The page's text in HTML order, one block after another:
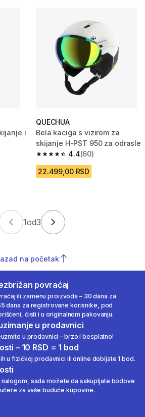
i
Recenzije
QUECHUA
Bela kaciga s vizirom za
skijanje H-PST 950 za odrasle
4.4
4.4 od 5 zvezdica from 60
(60)
22.499,00 RSD
1od3
na početak
povraćaj
ili zamenu proizvoda – 30 dana za
dana za registrovane korisnike, pod
čisti i u originalnom pakovanju.
u prodavnici
u prodavnici – brzo i besplatno!
– 10 RSD = 1 bod
u fizičkoj prodavnici ili online dobijate 1 bod.
nalogom, sada možete da sakupljate bodove
za vaše buduće kupovine.